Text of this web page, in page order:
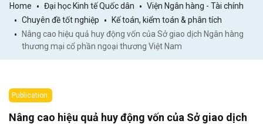
Home Đại học Kinh tế Quốc dân
Viện Ngân hàng - Tài chính
Chuyên đề tốt nghiệp
Kế toán, kiểm toán & phân tích
Nâng cao hiệu quả huy động vốn của Sở giao dịch Ngân hàng
thương mại cổ phần ngoại thương Việt Nam
Publication:
Nâng cao hiệu quả huy động vốn của Sở giao dịch